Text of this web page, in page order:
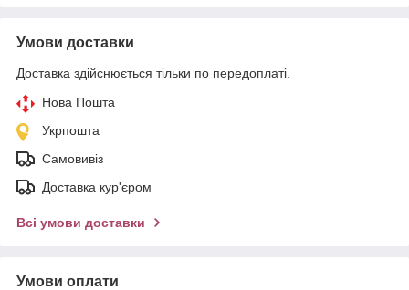
Умови доставки
Доставка здійснюється тільки по передоплаті.
Нова Пошта
Укрпошта
Самовивіз
Доставка кур'єром
Всі умови доставки
Умови оплати